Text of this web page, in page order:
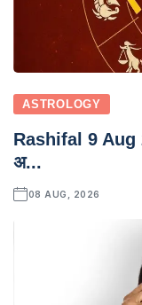
ASTROLOGY
Rashifal 9 Aug
अ...
08 AUG, 2026